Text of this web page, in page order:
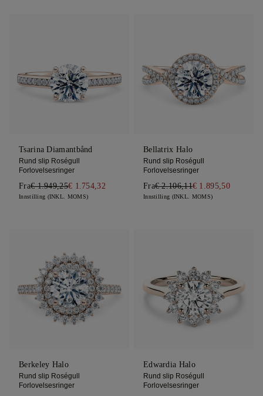
Tsarina Diamantbånd
Rund slip Roségull
Forlovelsesringer
Fra€ 1.949,25€ 1.754,32
Innstilling (INKL. MOMS)
Bellatrix Halo
Rund slip Roségull
Forlovelsesringer
Fra€ 2.106,11€ 1.895,50
Innstilling (INKL. MOMS)
Berkeley Halo
Rund slip Roségull
Forlovelsesringer
Edwardia Halo
Rund slip Roségull
Forlovelsesringer